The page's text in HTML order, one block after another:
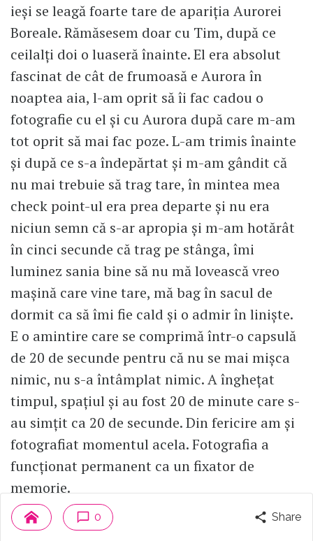
ieși se leagă foarte tare de apariția Aurorei
Boreale. Rămăsesem doar cu Tim, după ce
ceilalți doi o luaseră înainte. El era absolut
fascinat de cât de frumoasă e Aurora în
noaptea aia, l-am oprit să îi fac cadou o
fotografie cu el și cu Aurora după care m-am
tot oprit să mai fac poze. L-am trimis înainte
și după ce s-a îndepărtat și m-am gândit că
nu mai trebuie să trag tare, în mintea mea
check point-ul era prea departe și nu era
niciun semn că s-ar apropia și m-am hotărât
în cinci secunde că trag pe stânga, îmi
luminez sania bine să nu mă lovească vreo
mașină care vine tare, mă bag în sacul de
dormit ca să îmi fie cald și o admir în liniște.
E o amintire care se comprimă într-o capsulă
de 20 de secunde pentru că nu se mai mișca
nimic, nu s-a întâmplat nimic. A înghețat
timpul, spațiul și au fost 20 de minute care s-
au simțit ca 20 de secunde. Din fericire am și
fotografiat momentul acela. Fotografia a
funcționat permanent ca un fixator de
memorie.
Sania mea, pentru că îi dădusem roțile jos,
0 Share